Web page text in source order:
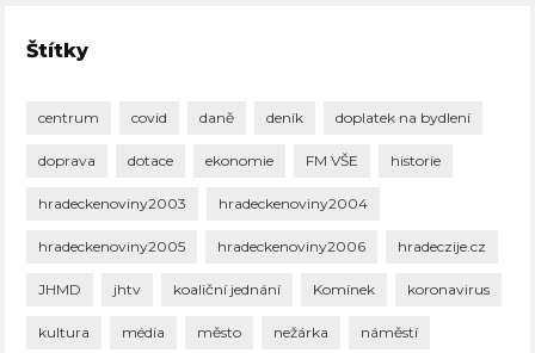
Štítky
centrum covid daně deník doplatek na bydlení
doprava dotace ekonomie FM VŠE historie
hradeckenoviny2003 hradeckenoviny2004
hradeckenoviny2005 hradeckenoviny2006 hradeczije.cz
JHMD jhtv koaliční jednání Komínek koronavirus
kultura média město nežárka náměstí